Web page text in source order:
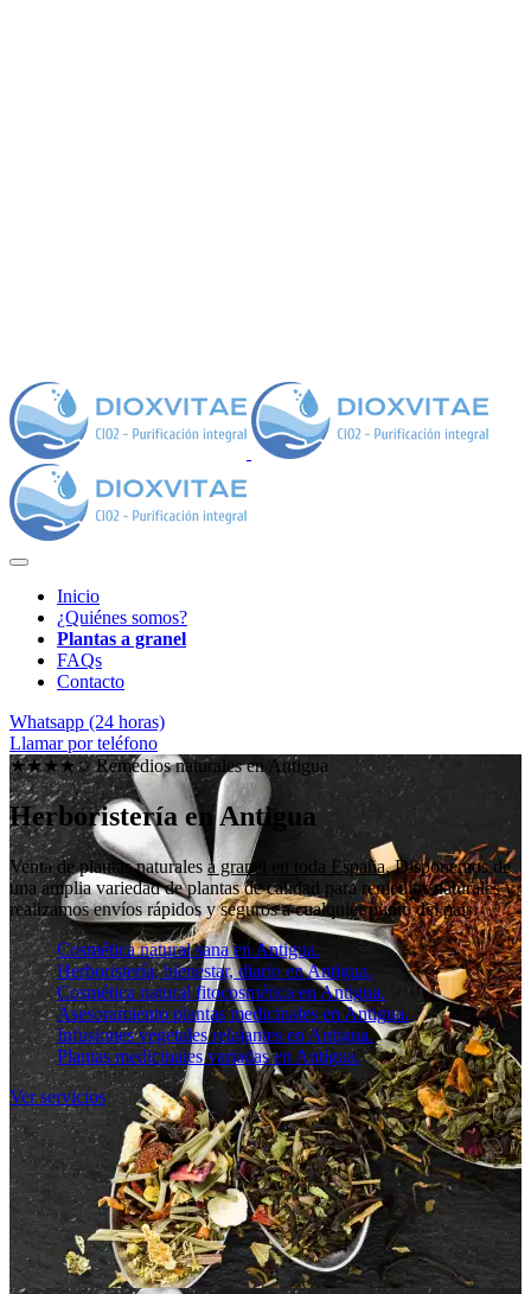
Inicio
¿Quiénes somos?
Plantas a granel
FAQs
Contacto
Whatsapp (24 horas)
Llamar por teléfono
★★★★✩ Remedios naturales en Antigua
Herboristería en Antigua
Venta de plantas naturalesa granel en toda España. Disponemos de
una amplia variedad de plantas de calidad para remedios naturales y
realizamos envíos rápidos y seguros a cualquier punto del país.
Cosmética natural sana en Antigua.
Herboristería, bienestar, diario en Antigua.
Cosmética natural fitocosmética en Antigua.
Asesoramiento plantas medicinales en Antigua.
Infusiones vegetales relajantes en Antigua.
Plantas medicinales variadas en Antigua.
Ver servicios